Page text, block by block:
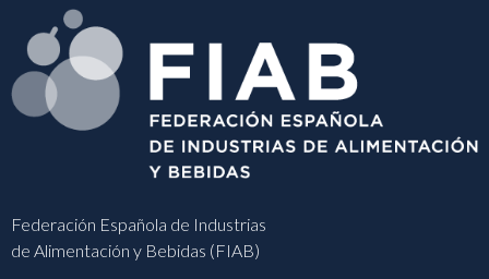
Federación Española de Industrias
de Alimentación y Bebidas (FIAB)